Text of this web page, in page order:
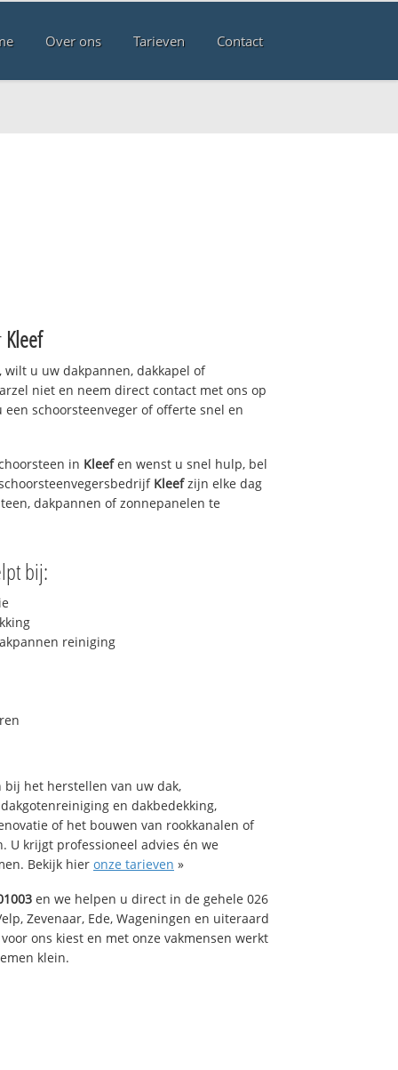
Over ons Tarieven Contact
Kleef
u uw dakpannen, dakkapel of
niet en neem direct contact met ons op
een schoorsteenveger of offerte snel en
in Kleefen wenst u snel hulp, bel
Kleefzijn elke dag
dakpannen of zonnepanelen te
bij:
reiniging
bij het herstellen van uw dak,
en dakbedekking,
of het bouwen van rookkanalen of
U krijgt professioneel advies én we
Bekijk hier onze tarieven »
en we helpen u direct in de gehele 026
Zevenaar, Ede, Wageningen en uiteraard
ons kiest en met onze vakmensen werkt
klein.